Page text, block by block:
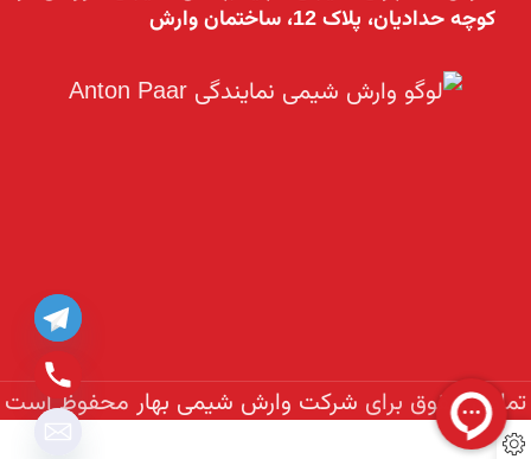
کوچه حدادیان، پلاک 12، ساختمان وارش
تمامی حقوق برای شرکت وارش شیمی بهار محفوظ است